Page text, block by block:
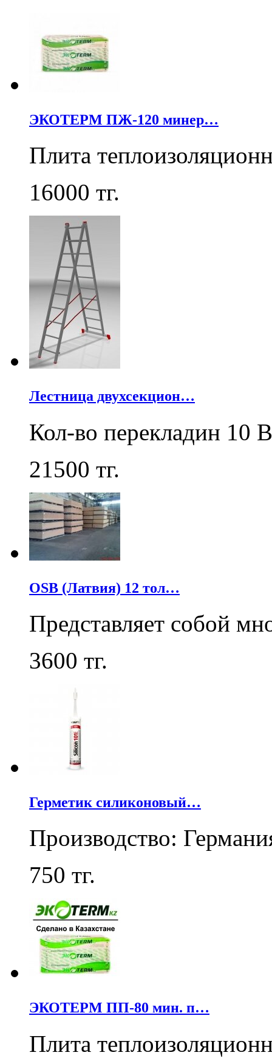
ЭКОТЕРМ ПЖ-120 минер…
Плита
16000 тг.
Лестница двухсекцион…
Кол-во перекладин 10
21500 тг.
OSB (Латвия) 12 тол…
Представляет собой
3600 тг.
Герметик силиконовый…
Производство:
750 тг.
ЭКОТЕРМ ПП-80 мин. п…
Плита